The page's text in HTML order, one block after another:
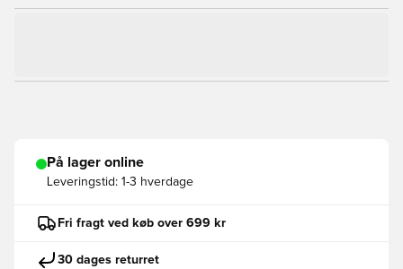
På lager online
Leveringstid: 1-3 hverdage
Fri fragt ved køb over 699 kr
30 dages returret